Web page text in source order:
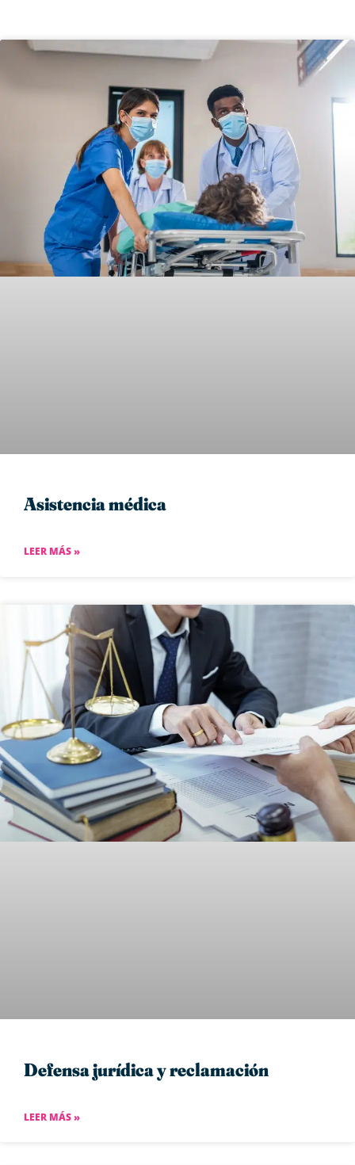
Asistencia médica
LEER MÁS »
Defensa jurídica y reclamación
LEER MÁS »